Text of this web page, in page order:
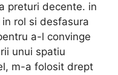
preturi decente. in
rol si desfasura
a-l convinge
unui spatiu
m-a folosit drept